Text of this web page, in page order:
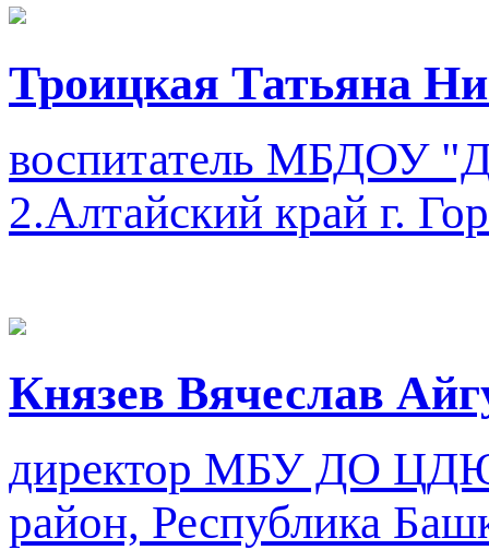
Троицкая Татьяна
воспитатель МБДОУ
2.Алтайский край г.
Князев Вячеслав
директор МБУ ДО
район, Республика